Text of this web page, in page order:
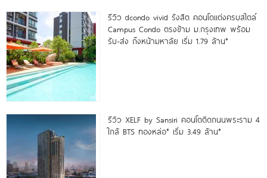
รีวิว dcondo vivid รังสิต คอนโดแต่งครบสไตล์
Campus Condo ตรงข้าม ม.กรุงเทพ พร้อม
รับ-ส่ง ถึงหน้ามหาลัย เริ่ม 1.79 ล้าน*
รีวิว XELF by Sansiri คอนโดติดถนนพระราม 4
ใกล้ BTS ทองหล่อ* เริ่ม 3.49 ล้าน*